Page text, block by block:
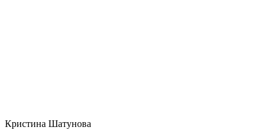
Кристина Шатунова